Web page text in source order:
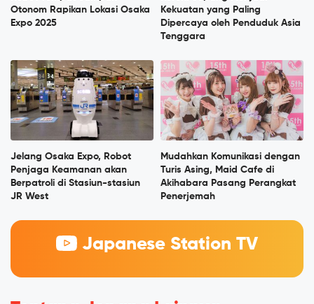
Otonom Rapikan Lokasi Osaka
Expo 2025
Kekuatan yang Paling
Dipercaya oleh Penduduk Asia
Tenggara
Jelang Osaka Expo, Robot
Penjaga Keamanan akan
Berpatroli di Stasiun-stasiun
JR West
Mudahkan Komunikasi dengan
Turis Asing, Maid Cafe di
Akihabara Pasang Perangkat
Penerjemah
Japanese Station TV